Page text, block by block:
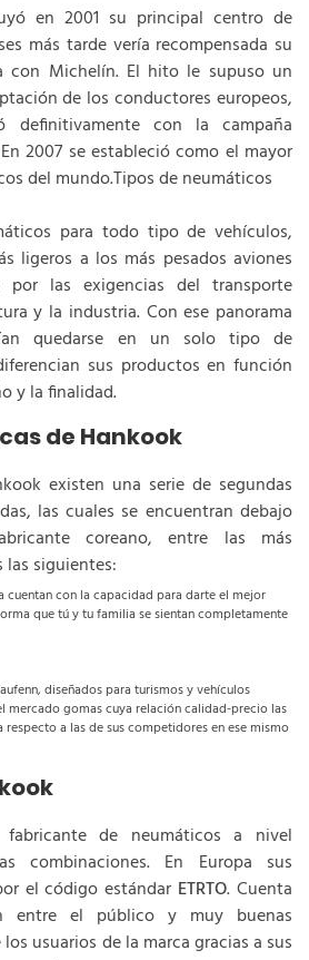
en 2001 su principal centro de
más tarde vería recompensada su
con Michelín. El hito le supuso un
de los conductores europeos,
con la campaña
En 2007 se estableció como el mayor
del mundo.Tipos de neumáticos
para todo tipo de vehículos,
ligeros a los más pesados aviones
por las exigencias del transporte
y la industria. Con ese panorama
quedarse en un solo tipo de
sus productos en función
y la finalidad.
de Hankook
existen una serie de segundas
las cuales se encuentran debajo
coreano, entre las más
siguientes:
cuentan con la capacidad para darte el mejor
que tú y tu familia se sientan completamente
diseñados para turismos y vehículos
mercado gomas cuya relación calidad-precio las
a las de sus competidores en ese mismo
de neumáticos a nivel
combinaciones. En Europa sus
el código estándar ETRTO. Cuenta
entre el público y muy buenas
usuarios de la marca gracias a sus